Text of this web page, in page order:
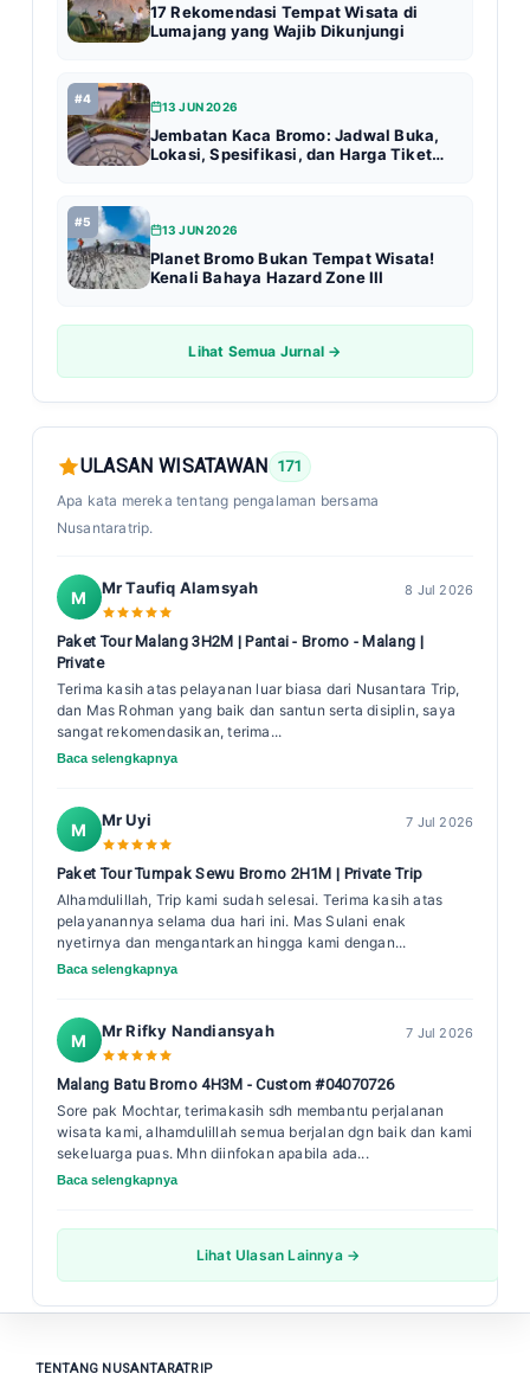
17 Rekomendasi Tempat Wisata di
Lumajang yang Wajib Dikunjungi
#4
13 JUN 2026
Jembatan Kaca Bromo: Jadwal Buka,
Lokasi, Spesifikasi, dan Harga Tiket
#5
13 JUN 2026
Planet Bromo Bukan Tempat Wisata!
Kenali Bahaya Hazard Zone III
Lihat Semua Jurnal →
ULASAN WISATAWAN
171
Apa kata mereka tentang pengalaman bersama
Nusantaratrip.
M Mr Taufiq Alamsyah 8 Jul 2026
Paket Tour Malang 3H2M | Pantai - Bromo - Malang |
Private
Terima kasih atas pelayanan luar biasa dari Nusantara Trip,
dan Mas Rohman yang baik dan santun serta disiplin, saya
sangat rekomendasikan, terima...
Baca selengkapnya
M Mr Uyi 7 Jul 2026
Paket Tour Tumpak Sewu Bromo 2H1M | Private Trip
Alhamdulillah, Trip kami sudah selesai. Terima kasih atas
pelayanannya selama dua hari ini. Mas Sulani enak
nyetirnya dan mengantarkan hingga kami dengan...
Baca selengkapnya
M Mr Rifky Nandiansyah 7 Jul 2026
Malang Batu Bromo 4H3M - Custom #04070726
Sore pak Mochtar, terimakasih sdh membantu perjalanan
wisata kami, alhamdulillah semua berjalan dgn baik dan kami
sekeluarga puas. Mhn diinfokan apabila ada...
Baca selengkapnya
Lihat Ulasan Lainnya →
TENTANG NUSANTARATRIP